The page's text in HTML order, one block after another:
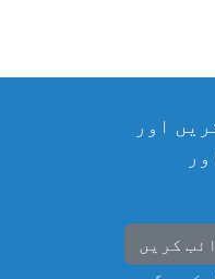
اور
کریں